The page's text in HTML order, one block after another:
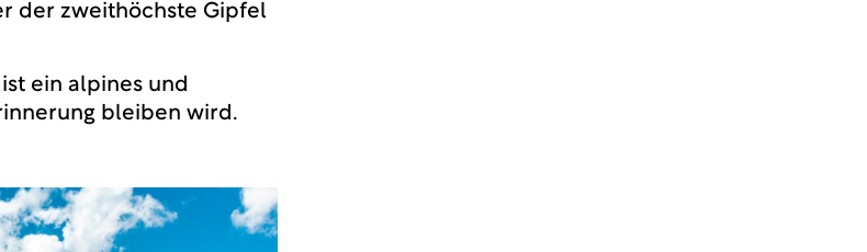
der zweithöchste Gipfel
ein alpines und
bleiben wird.